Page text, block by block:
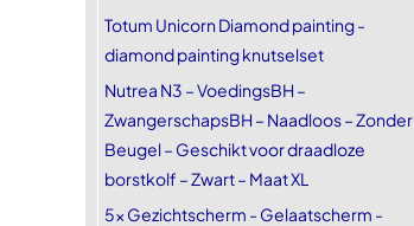
Totum Unicorn Diamond painting -
diamond painting knutselset
Nutrea N3 – VoedingsBH –
ZwangerschapsBH – Naadloos – Zonder
Beugel – Geschikt voor draadloze
borstkolf – Zwart – Maat XL
5x Gezichtscherm - Gelaatscherm -